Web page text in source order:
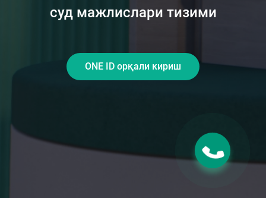
суд мажлислари тизими
ONE ID орқали кириш